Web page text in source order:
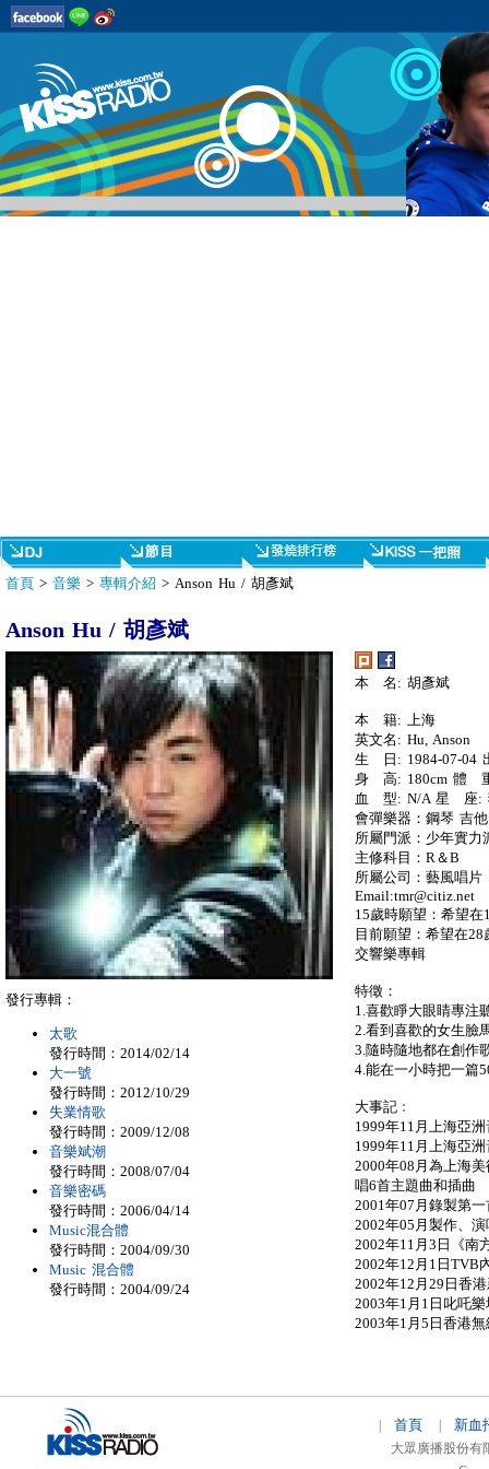
首頁 > 音樂 > 專輯介紹 > Anson Hu / 胡彥斌
Anson Hu / 胡彥斌
本 名: 胡彥斌
本 籍: 上海
英文名: Hu, Anson
生 日: 1984-07-04
身 高: 180cm 體
血 型: N/A 星 座:
會彈樂器：鋼琴 吉
所屬門派：少年實力
主修科目：R＆B
所屬公司：藝風唱片
Email:tmr@citiz.net
15歲時願望：希望
目前願望：希望在
交響樂專輯
特徵：
1.喜歡睜大眼睛專注
2.看到喜歡的女生臉
3.隨時隨地都在創作
4.能在一小時把一篇
大事記﹕
1999年11月上海亞
1999年11月上海亞
2000年08月為上海
唱6首主題曲和插曲
2001年07月錄製第
2002年05月製作、
2002年11月3日《南
2002年12月1日TVB
2002年12月29日香
2003年1月1日叱吒
2003年1月5日香港
發行專輯：
太歌
發行時間：2014/02/14
大一號
發行時間：2012/10/29
失業情歌
發行時間：2009/12/08
音樂斌潮
發行時間：2008/07/04
音樂密碼
發行時間：2006/04/14
Music混合體
發行時間：2004/09/30
Music 混合體
發行時間：2004/09/24
首頁 新血
大眾廣播股份有